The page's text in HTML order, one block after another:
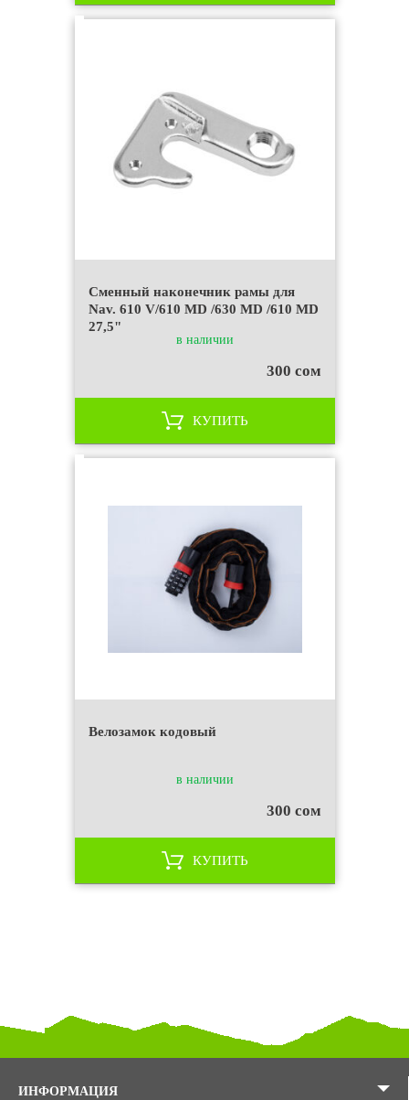
Сменный наконечник рамы для
Nav. 610 V/610 MD /630 MD /610 MD
27,5"
в наличии
300 сом
КУПИТЬ
Велозамок кодовый
в наличии
300 сом
КУПИТЬ
ИНФОРМАЦИЯ